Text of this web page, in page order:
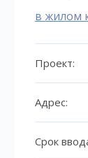
в жилом
Проект:
Адрес:
Срок